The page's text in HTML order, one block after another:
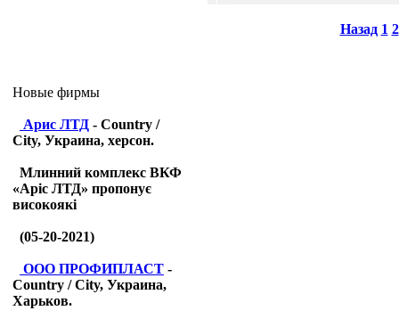
Новые фирмы
Арис ЛТД - Country /
City, Украина, херсон.
Млинний комплекс ВКФ
«Аріс ЛТД» пропонує
високоякі
(05-20-2021)
ООО ПРОФИПЛАСТ -
Country / City, Украина,
Харьков.
Назад 1 2